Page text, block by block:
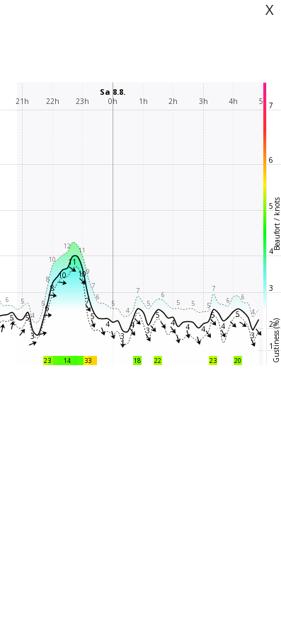
X
Sa 8.8.
21h 22h 23h 0h 1h 2h 3h 4h 5h
6
5
4
5
8
10
12 11
9
7
6
5
4
7
5
6
5
5 5
7
6
6
4
5
5
3
6
8
10
11
10
7
5
4
3
4
3
5
4 4 4
5
4
5
3
23 14 33 18 22 23 20
1
2
3
4
5
6
7
Beaufort / knots
Gustiness (%)